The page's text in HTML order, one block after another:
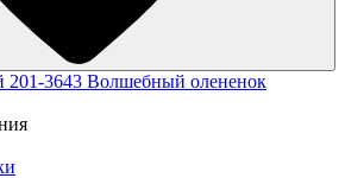
201-3643 Волшебный олененок